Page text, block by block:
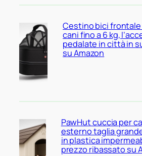
Cestino bici frontale
cani fino a 6 kg,
pedalate in città in
su Amazon
PawHut cuccia per
esterno taglia
in plastica
prezzo ribassato su